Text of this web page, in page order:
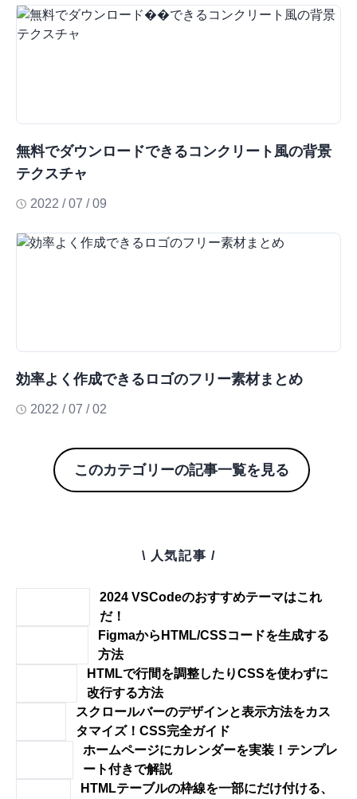
無料でダウンロードできるコンクリート風の背景
テクスチャ
2022 / 07 / 09
効率よく作成できるロゴのフリー素材まとめ
2022 / 07 / 02
このカテゴリーの記事一覧を見る
\ 人気記事 /
2024 VSCodeのおすすめテーマはこれ
だ！
FigmaからHTML/CSSコードを生成する
方法
HTMLで行間を調整したりCSSを使わずに
改行する方法
スクロールバーのデザインと表示方法をカス
タマイズ！CSS完全ガイド
ホームページにカレンダーを実装！テンプレ
ート付きで解説
HTMLテーブルの枠線を一部にだけ付ける、